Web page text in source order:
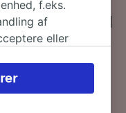
María til
Puerto de Santa
kommet til det
f.eks.
af
eller
hvor
som helst på
valg